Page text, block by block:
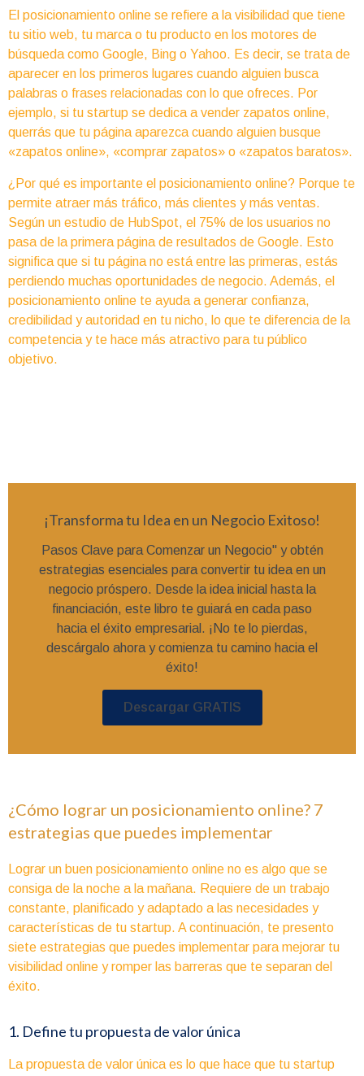
El posicionamiento online se refiere a la visibilidad que tiene
tu sitio web, tu marca o tu producto en los motores de
búsqueda como Google, Bing o Yahoo. Es decir, se trata de
aparecer en los primeros lugares cuando alguien busca
palabras o frases relacionadas con lo que ofreces. Por
ejemplo, si tu startup se dedica a vender zapatos online,
querrás que tu página aparezca cuando alguien busque
«zapatos online», «comprar zapatos» o «zapatos baratos».
¿Por qué es importante el posicionamiento online? Porque te
permite atraer más tráfico, más clientes y más ventas.
Según un estudio de HubSpot, el 75% de los usuarios no
pasa de la primera página de resultados de Google. Esto
significa que si tu página no está entre las primeras, estás
perdiendo muchas oportunidades de negocio. Además, el
posicionamiento online te ayuda a generar confianza,
credibilidad y autoridad en tu nicho, lo que te diferencia de la
competencia y te hace más atractivo para tu público
objetivo.
¡Transforma tu Idea en un Negocio Exitoso!
Pasos Clave para Comenzar un Negocio" y obtén
estrategias esenciales para convertir tu idea en un
negocio próspero. Desde la idea inicial hasta la
financiación, este libro te guiará en cada paso
hacia el éxito empresarial. ¡No te lo pierdas,
descárgalo ahora y comienza tu camino hacia el
éxito!
Descargar GRATIS
¿Cómo lograr un posicionamiento online? 7
estrategias que puedes implementar
Lograr un buen posicionamiento online no es algo que se
consiga de la noche a la mañana. Requiere de un trabajo
constante, planificado y adaptado a las necesidades y
características de tu startup. A continuación, te presento
siete estrategias que puedes implementar para mejorar tu
visibilidad online y romper las barreras que te separan del
éxito.
1. Define tu propuesta de valor única
La propuesta de valor única es lo que hace que tu startup